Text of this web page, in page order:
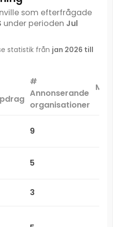
som efterfrågade
under perioden Jul
statistik från jan 2026 till
#
Annonserande
organisationer
9
5
3